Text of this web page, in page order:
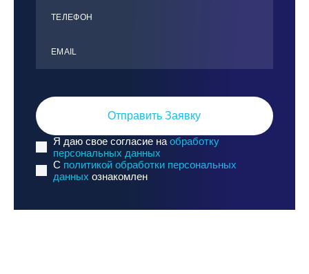
ТЕЛЕФОН
ЕMАIL
Отправить Заявку
Я даю свое согласие на обработку
персональных данных
C политикой обработки персональных
данных ознакомлен